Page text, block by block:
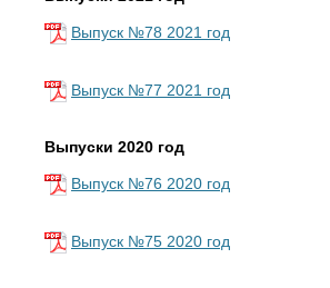
Выпуск №78 2021 год
Выпуск №77 2021 год
Выпуски 2020 год
Выпуск №76 2020 год
Выпуск №75 2020 год